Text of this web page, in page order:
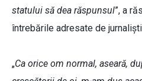
statului să dea răspunsul”, a
întrebările adresate de
„Ca orice om normal, aseară,